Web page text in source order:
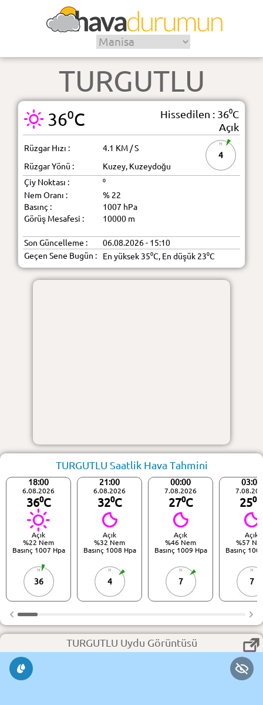
TURGUTLU
36⁰C
Hissedilen : 36⁰C
Açık
Rüzgar Hızı : 4.1 KM / S
4
Rüzgar Yönü :
Kuzey, Kuzeydoğu
Çiy Noktası :
⁰
Nem Oranı :
% 22
Basınç :
1007 hPa
Görüş Mesafesi :
10000 m
Son Güncelleme :
06.08.2026 - 15:10
Geçen Sene Bugün :
En yüksek 35⁰C, En düşük 23⁰C
TURGUTLU Saatlik Hava Tahmini
18:00
6.08.2026
36⁰C
Açık
%22 Nem
Basınç 1007 Hpa
36
21:00
6.08.2026
32⁰C
Açık
%32 Nem
Basınç 1008 Hpa
4
00:00
7.08.2026
27⁰C
Açık
%46 Nem
Basınç 1009 Hpa
7
03:00
25⁰C
Açık
%57
Basınç
7
TURGUTLU Uydu Görüntüsü